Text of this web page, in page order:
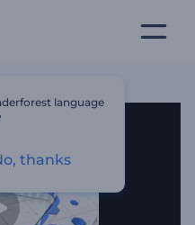
language
thanks